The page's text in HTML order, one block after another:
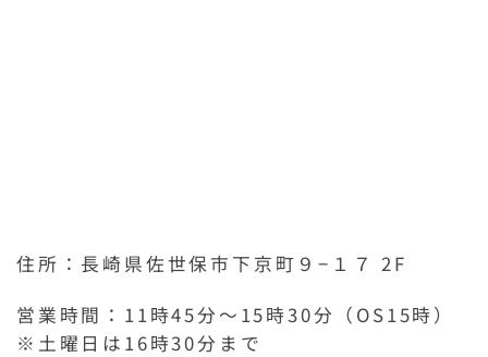
住所：長崎県佐世保市下京町９−１７ 2F
営業時間：11時45分～15時30分（OS15時）
※土曜日は16時30分まで